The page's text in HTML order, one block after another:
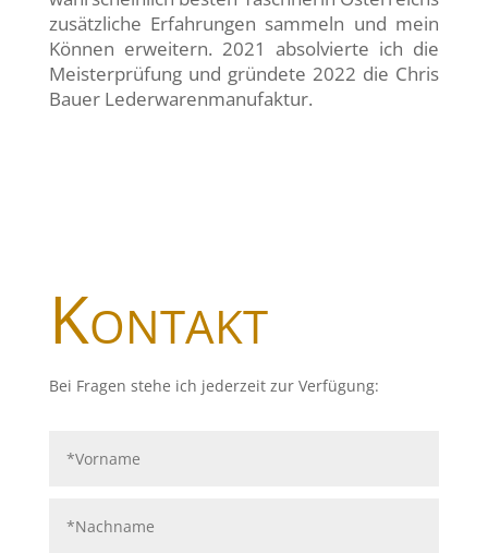
zusätzliche Erfahrungen sammeln und mein
Können erweitern. 2021 absolvierte ich die
Meisterprüfung und gründete 2022 die Chris
Bauer Lederwarenmanufaktur.
Kontakt
Bei Fragen stehe ich jederzeit zur Verfügung: